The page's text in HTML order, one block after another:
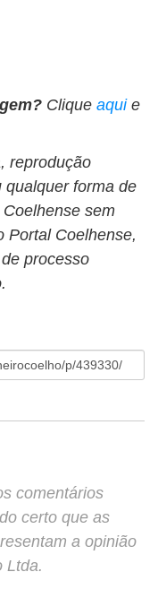
Clique aqui e
reprodução
qualquer forma de
sem
Portal Coelhense,
processo
comentários
certo que as
a opinião
Ltda.